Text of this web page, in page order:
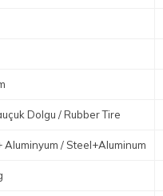
Dolgu / Rubber Tire
Aluminyum / Steel+Aluminum